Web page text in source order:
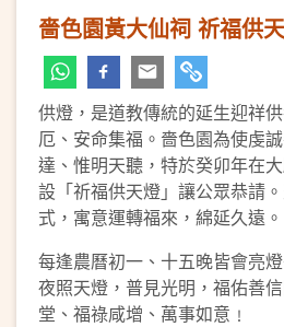
嗇色園黃大仙祠 祈福供
供燈，是道教傳統的延生迎祥
厄、安命集福。嗇色園為使虔
達、惟明天聽，特於癸卯年在
設「祈福供天燈」讓公眾恭請
式，寓意運轉福來，綿延久遠。
每逢農曆初一、十五晚皆會亮
夜照天燈，普見光明，福佑善
堂、福祿咸增、萬事如意﹗